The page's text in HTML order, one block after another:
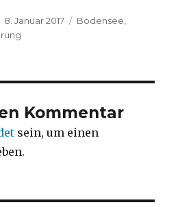
Veröffentlicht
am
8. Januar 2017 Kategorien
Bodensee,
Kommentar
sein, um einen